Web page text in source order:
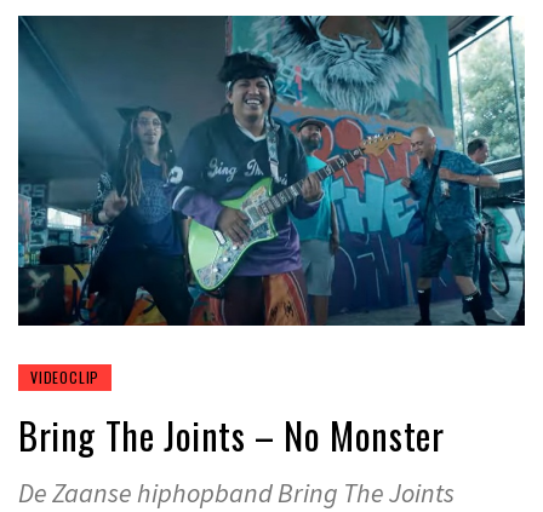
VIDEOCLIP
Bring The Joints – No Monster
De Zaanse hiphopband Bring The Joints